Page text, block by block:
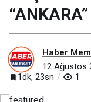
Haber
12 Ağustos
1dk, 23sn
1